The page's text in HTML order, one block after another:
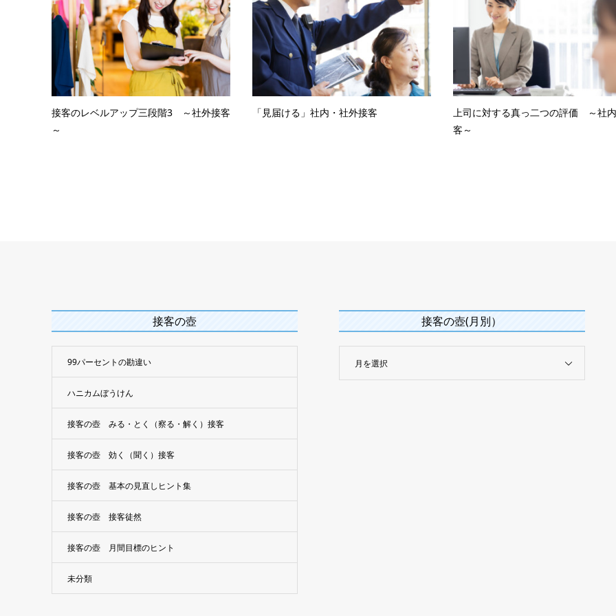
接客のレベルアップ三段階3 ～社外接客
～
「見届ける」社内・社外接客
上司に対する真っ二つの評価 ～社
客～
接客の壺
99パーセントの勘違い
ハニカムぼうけん
接客の壺 みる・とく（察る・解く）接客
接客の壺 効く（聞く）接客
接客の壺 基本の見直しヒント集
接客の壺 接客徒然
接客の壺 月間目標のヒント
未分類
接客の壺(月別）
月を選択